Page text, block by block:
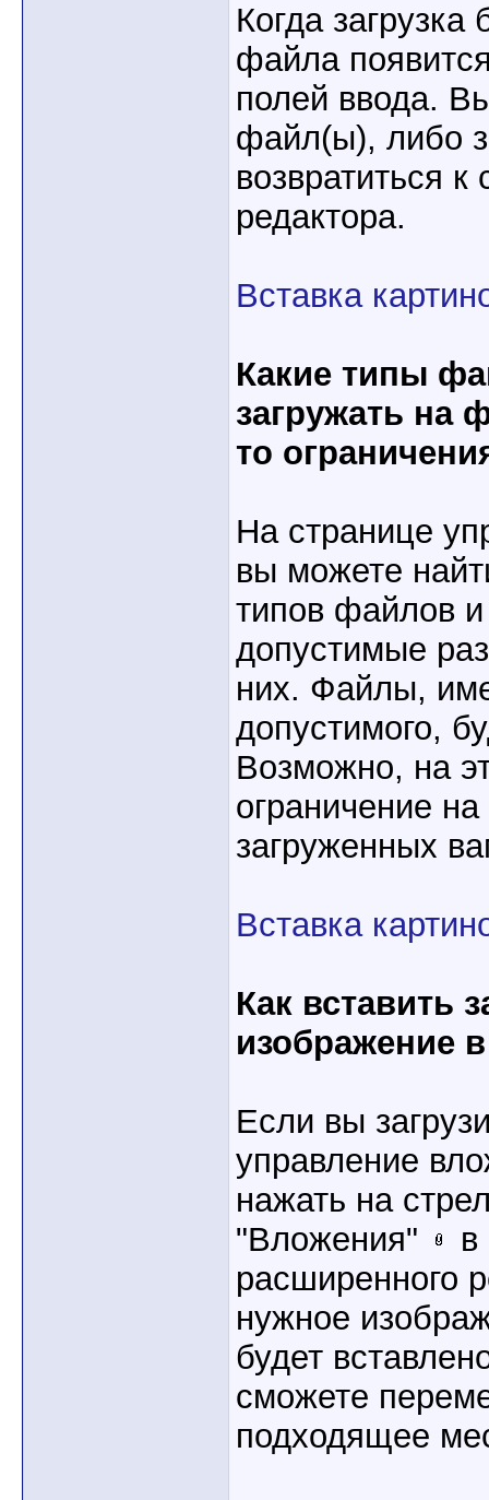
Когда
файла
полей ввода.
файл(ы), либо
возвратиться
редактора.
Вставка
Какие типы
загружать на
то
На странице
вы можете
типов файлов
допустимые
них. Файлы,
допустимого,
Возможно, на
ограничение
загруженных
Вставка
Как вставить
изображение
Если вы
управление
нажать на
"Вложения"
в
расширенного
нужное
будет
сможете
подходящее